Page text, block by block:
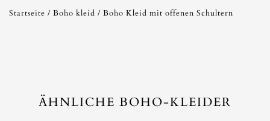
Startseite / Boho kleid / Boho Kleid mit offenen Schultern
ÄHNLICHE BOHO-KLEIDER